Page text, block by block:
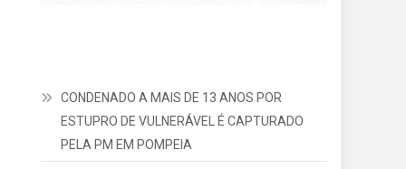
CONDENADO A MAIS DE 13 ANOS POR
ESTUPRO DE VULNERÁVEL É CAPTURADO
PELA PM EM POMPEIA